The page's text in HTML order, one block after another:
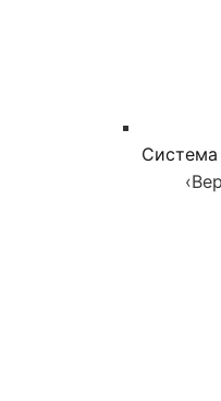
Система
‹